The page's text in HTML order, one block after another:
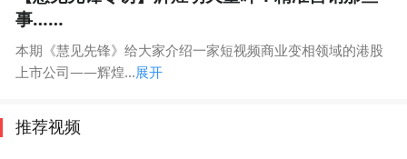
事……
本期《慧见先锋》给大家介绍一家短视频商业变相领域的港股
上市公司——辉煌...展开
推荐视频